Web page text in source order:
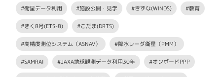
#衛星データ利用 #施設公開・見学 #きずな(WINDS) #教育
#きく8号(ETS-8) #こだま(DRTS)
#高精度測位システム（ASNAV） #降水レーダ衛星（PMM）
#SAMRAI #JAXA地球観測データ利用30年 #オンボードPPP